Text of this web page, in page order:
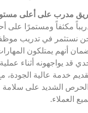
مدرب على أعلى
مكثفاً ومستمرًا على
نستثمر في تدريب
أنهم يمتلكون
قد يواجهونه أثناء
خدمة عالية الجودة،
الشديد على سلامة
العملاء.